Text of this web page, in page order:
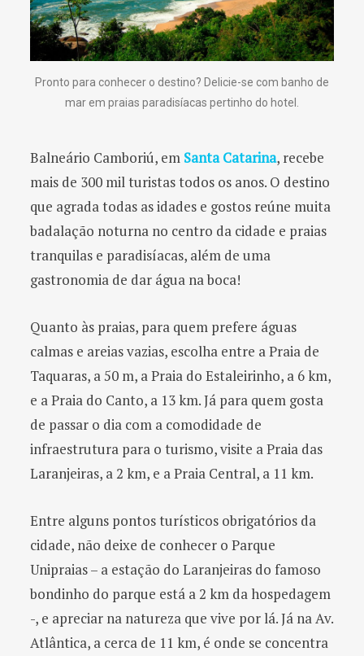
Pronto para conhecer o destino? Delicie-se com banho de
mar em praias paradisíacas pertinho do hotel.
Balneário Camboriú, em Santa Catarina, recebe
mais de 300 mil turistas todos os anos. O destino
que agrada todas as idades e gostos reúne muita
badalação noturna no centro da cidade e praias
tranquilas e paradisíacas, além de uma
gastronomia de dar água na boca!
Quanto às praias, para quem prefere águas
calmas e areias vazias, escolha entre a Praia de
Taquaras, a 50 m, a Praia do Estaleirinho, a 6 km,
e a Praia do Canto, a 13 km. Já para quem gosta
de passar o dia com a comodidade de
infraestrutura para o turismo, visite a Praia das
Laranjeiras, a 2 km, e a Praia Central, a 11 km.
Entre alguns pontos turísticos obrigatórios da
cidade, não deixe de conhecer o Parque
Unipraias – a estação do Laranjeiras do famoso
bondinho do parque está a 2 km da hospedagem
-, e apreciar na natureza que vive por lá. Já na Av.
Atlântica, a cerca de 11 km, é onde se concentra